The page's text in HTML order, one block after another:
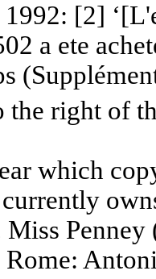
1992: [2]
a ete
the right of
which
Penney
Rome: